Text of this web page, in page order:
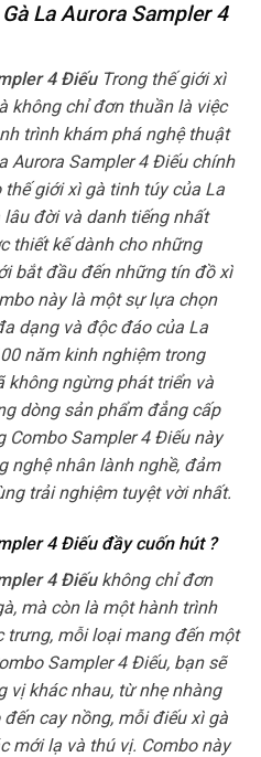
La Aurora Sampler 4
4 Điếu Trong thế giới xì
không chỉ đơn thuần là việc
trình khám phá nghệ thuật
Aurora Sampler 4 Điếu chính
giới xì gà tinh túy của La
đời và danh tiếng nhất
thiết kế dành cho những
bắt đầu đến những tín đồ xì
này là một sự lựa chọn
dạng và độc đáo của La
năm kinh nghiệm trong
không ngừng phát triển và
dòng sản phẩm đẳng cấp
Combo Sampler 4 Điếu này
nghệ nhân lành nghề, đảm
trải nghiệm tuyệt vời nhất.
4 Điếu đầy cuốn hút ?
4 Điếu không chỉ đơn
mà còn là một hành trình
trưng, mỗi loại mang đến một
Sampler 4 Điếu, bạn sẽ
vị khác nhau, từ nhẹ nhàng
cay nồng, mỗi điếu xì gà
mới lạ và thú vị. Combo này